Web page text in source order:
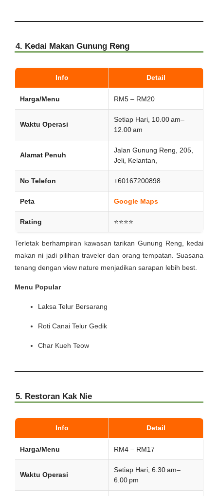
4. Kedai Makan Gunung Reng
Info Detail
Harga/Menu RM5 – RM20
Waktu Operasi
Setiap Hari, 10.00 am–
12.00 am
Alamat Penuh
Jalan Gunung Reng, 205,
Jeli, Kelantan,
No Telefon +60167200898
Peta Google Maps
Rating ⭐⭐⭐⭐
Terletak berhampiran kawasan tarikan Gunung Reng, kedai
makan ni jadi pilihan traveler dan orang tempatan. Suasana
tenang dengan view nature menjadikan sarapan lebih best.
Menu Popular
Laksa Telur Bersarang
Roti Canai Telur Gedik
Char Kueh Teow
5. Restoran Kak Nie
Info Detail
Harga/Menu RM4 – RM17
Waktu Operasi
Setiap Hari, 6.30 am–
6.00 pm